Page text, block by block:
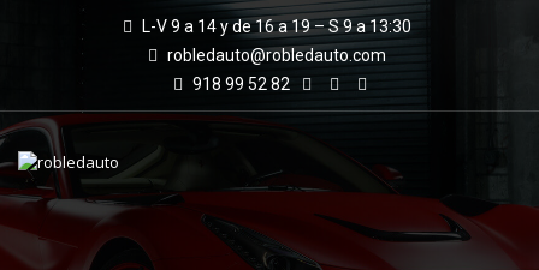
L-V 9 a 14 y de 16 a 19 – S 9 a 13:30
robledauto@robledauto.com
918 99 52 82